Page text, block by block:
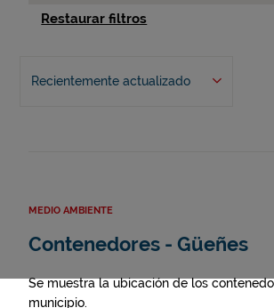
Restaurar filtros
Recientemente actualizado
MEDIO AMBIENTE
Contenedores - Güeñes
Se muestra la ubicación de los
municipio.